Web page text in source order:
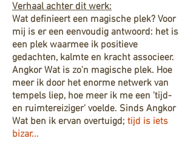
Verhaal achter dit werk:
Wat definieert een magische plek? Voor
mij is er een eenvoudig antwoord: het is
een plek waarmee ik positieve
gedachten, kalmte en kracht associeer.
Angkor Wat is zo'n magische plek. Hoe
meer ik door het enorme netwerk van
tempels liep, hoe meer ik me een 'tijd-
en ruimtereiziger' voelde. Sinds Angkor
Wat ben ik ervan overtuigd; tijd is iets
bizar...